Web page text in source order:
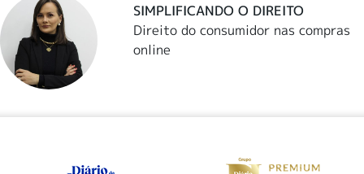
SIMPLIFICANDO O DIREITO
Direito do consumidor nas compras
online